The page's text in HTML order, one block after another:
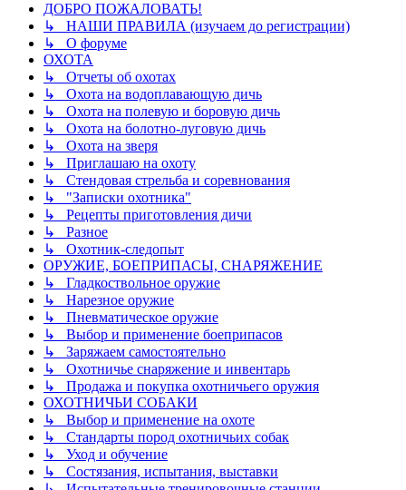
ДОБРО ПОЖАЛОВАТЬ!
↳ НАШИ ПРАВИЛА (изучаем до регистрации)
↳ О форуме
ОХОТА
↳ Отчеты об охотах
↳ Охота на водоплавающую дичь
↳ Охота на полевую и боровую дичь
↳ Охота на болотно-луговую дичь
↳ Охота на зверя
↳ Приглашаю на охоту
↳ Стендовая стрельба и соревнования
↳ "Записки охотника"
↳ Рецепты приготовления дичи
↳ Разное
↳ Охотник-следопыт
ОРУЖИЕ, БОЕПРИПАСЫ, СНАРЯЖЕНИЕ
↳ Гладкоствольное оружие
↳ Нарезное оружие
↳ Пневматическое оружие
↳ Выбор и применение боеприпасов
↳ Заряжаем самостоятельно
↳ Охотничье снаряжение и инвентарь
↳ Продажа и покупка охотничьего оружия
ОХОТНИЧЬИ СОБАКИ
↳ Выбор и применение на охоте
↳ Стандарты пород охотничьих собак
↳ Уход и обучение
↳ Состязания, испытания, выставки